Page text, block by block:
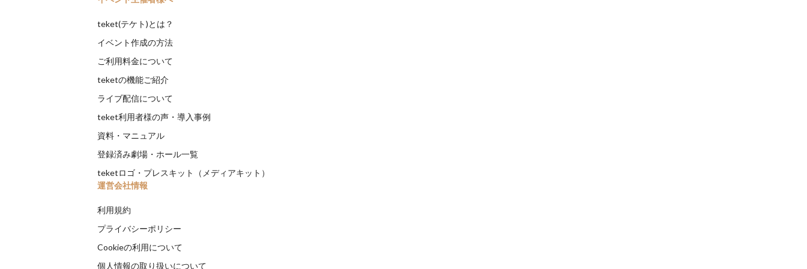
teket(テケト)とは？
イベント作成の方法
ご利用料金について
teketの機能ご紹介
ライブ配信について
teket利用者様の声・導入事例
資料・マニュアル
登録済み劇場・ホール一覧
teketロゴ・プレスキット（メディアキット）
運営会社情報
利用規約
プライバシーポリシー
Cookieの利用について
個人情報の取り扱いについて